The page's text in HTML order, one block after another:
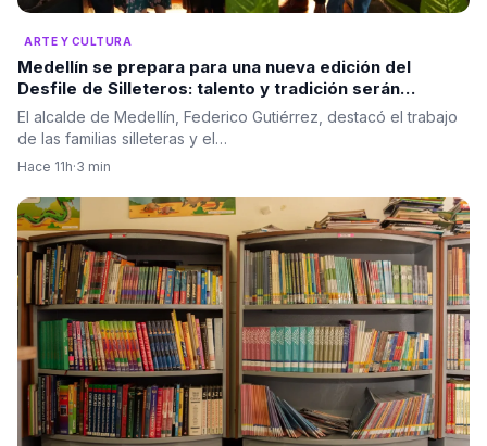
ARTE Y CULTURA
Medellín se prepara para una nueva edición del
Desfile de Silleteros: talento y tradición serán
protagonistas
El alcalde de Medellín, Federico Gutiérrez, destacó el trabajo
de las familias silleteras y el…
Hace 11h·3 min